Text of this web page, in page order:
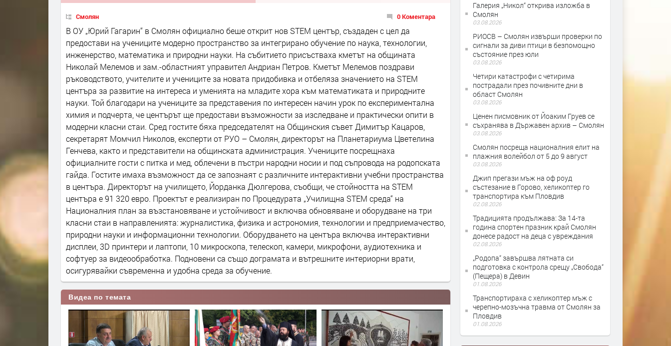
Смолян 0 Коментара
В ОУ „Юрий Гагарин“ в Смолян официално беше открит нов STEM център, създаден с цел да
предостави на учениците модерно пространство за интегрирано обучение по наука, технологии,
инженерство, математика и природни науки. На събитието присъстваха кметът на общината
Николай Мелемов и зам.-областният управител Андриан Петров. Кметът Мелемов поздрави
ръководството, учителите и учениците за новата придобивка и отбеляза значението на STEM
центъра за развитие на интереса и уменията на младите хора към математиката и природните
науки. Той благодари на учениците за представения по интересен начин урок по експериментална
химия и подчерта, че центърът ще предостави възможности за изследване и практически опити в
модерни класни стаи. Сред гостите бяха председателят на Общинския съвет Димитър Кацаров,
секретарят Момчил Николов, експерти от РУО – Смолян, директорът на Планетариума Цветелина
Генчева, както и представители на общинската администрация. Учениците посрещнаха
официалните гости с питка и мед, облечени в пъстри народни носии и под съпровода на родопската
гайда. Гостите имаха възможност да се запознаят с различните интерактивни учебни пространства
в центъра. Директорът на училището, Йорданка Дюлгерова, съобщи, че стойността на STEM
центъра е 91 320 евро. Проектът е реализиран по Процедурата „Училищна STEM среда“ на
Националния план за възстановяване и устойчивост и включва обновяване и оборудване на три
класни стаи в направленията: журналистика, физика и астрономия, технологии и предприемачество,
природни науки и информационни технологии. Оборудването на центъра включва интерактивни
дисплеи, 3D принтери и лаптопи, 10 микроскопа, телескоп, камери, микрофони, аудиотехника и
софтуер за видеообработка. Подновени са също дограмата и вътрешните интериорни врати,
осигурявайки съвременна и удобна среда за обучение.
Видеа по темата
Галерия „Никол“ открива изложба в
Смолян
03.08.2026
РИОСВ – Смолян извърши проверки по
сигнали за диви птици в безпомощно
състояние през юли
03.08.2026
Четири катастрофи с четирима
пострадали през почивните дни в
област Смолян
03.08.2026
Ценен писмовник от Йоаким Груев се
съхранява в Държавен архив – Смолян
03.08.2026
Смолян посреща националния елит на
плажния волейбол от 5 до 9 август
03.08.2026
Джип прегази мъж на оф роуд
състезание в Горово, хеликоптер го
транспортира към Пловдив
02.08.2026
Традицията продължава: За 14-та
година спортен празник край Смолян
донесе радост на деца с увреждания
02.08.2026
„Родопа“ завършва лятната си
подготовка с контрола срещу „Свобода“
(Пещера) в Девин
01.08.2026
Транспортираха с хеликоптер мъж с
черепно-мозъчна травма от Смолян за
Пловдив
01.08.2026